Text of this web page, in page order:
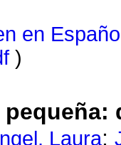
en
)
Laura;